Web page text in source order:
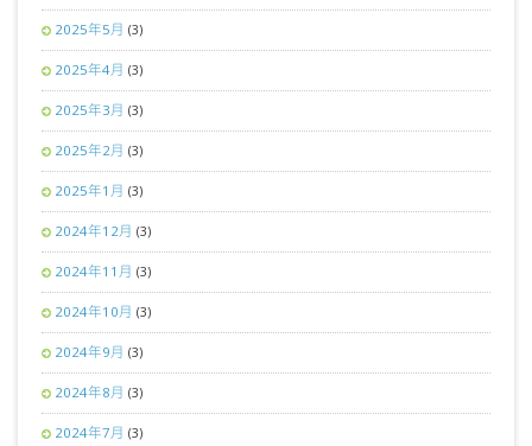
2025年5月 (3)
2025年4月 (3)
2025年3月 (3)
2025年2月 (3)
2025年1月 (3)
2024年12月 (3)
2024年11月 (3)
2024年10月 (3)
2024年9月 (3)
2024年8月 (3)
2024年7月 (3)